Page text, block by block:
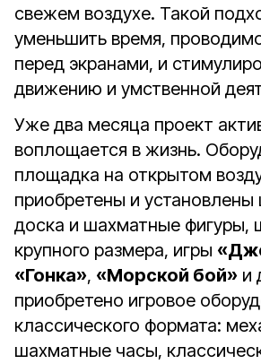
свежем воздухе. Такой
уменьшить время,
перед экранами, и
движению и умственной
Уже два месяца проект
воплощается в жизнь.
площадка на открытом
приобретены и
доска и шахматные фигуры,
крупного размера, игры
«Гонка», «Морской бой» и
приобретено игровое
классического формата:
шахматные часы,